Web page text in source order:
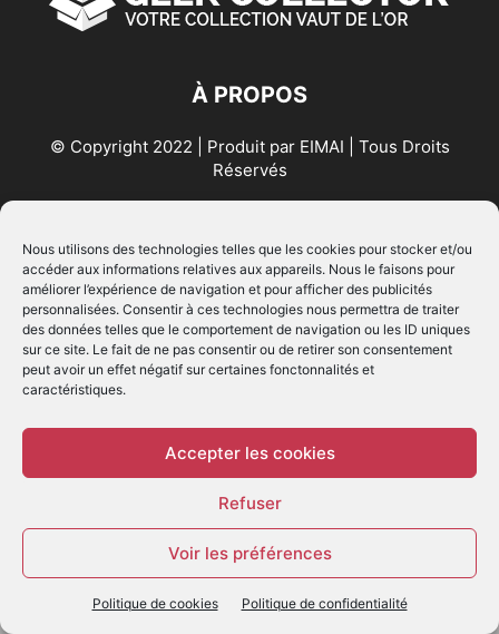
Nous utilisons des technologies telles que les cookies pour stocker et/ou
accéder aux informations relatives aux appareils. Nous le faisons pour
améliorer l’expérience de navigation et pour afficher des publicités
personnalisées. Consentir à ces technologies nous permettra de traiter
des données telles que le comportement de navigation ou les ID uniques
sur ce site. Le fait de ne pas consentir ou de retirer son consentement
peut avoir un effet négatif sur certaines fonctonnalités et
caractéristiques.
Accepter les cookies
Refuser
Voir les préférences
Politique de cookies Politique de confidentialité
À PROPOS
© Copyright 2022 | Produit par EIMAI | Tous Droits
Réservés
SUIVEZ NOUS